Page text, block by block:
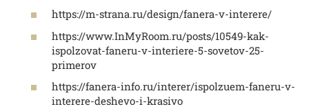
https://m-strana.ru/design/fanera-v-interere/
https://www.InMyRoom.ru/posts/10549-kak-
ispolzovat-faneru-v-interiere-5-sovetov-25-
primerov
https://fanera-info.ru/interer/ispolzuem-faneru-v-
interere-deshevo-i-krasivo